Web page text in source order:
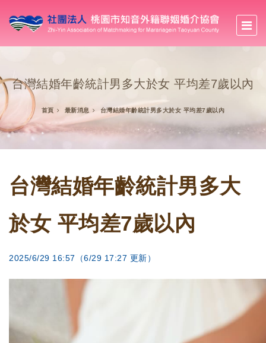
台灣結婚年齡統計男多大於女 平均差7歲以內
首頁 最新消息 台灣結婚年齡統計男多大於女 平均差7歲以內
台灣結婚年齡統計男多大
於女 平均差7歲以內
2025/6/29 16:57 （6/29 17:27 更新）